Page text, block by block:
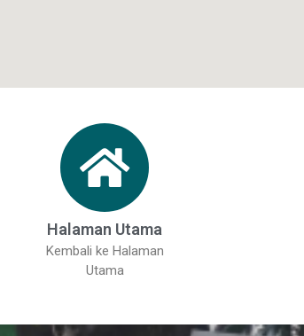
Halaman Utama
Kembali ke Halaman
Utama